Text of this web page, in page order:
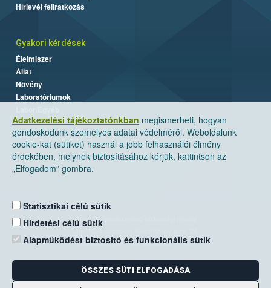
Adatkezelési tájékoztatónkban megismerheti, hogyan
gondoskodunk személyes adatai védelméről. Weboldalunk
cookie-kat (sütiket) használ a jobb felhasználói élmény
érdekében, melynek biztosításához kérjük, kattintson az
„Elfogadom” gombra.
Statisztikai célú sütik
Hirdetési célú sütik
Alapműködést biztosító és funkcionális sütik
ÖSSZES SÜTI ELFOGADÁSA
Hírlevél feliratkozás
Gyakori kérdések
Élelmiszer
Állat
Növény
Laboratóriumok
Nemzeti Élelmiszerlánc-biztonsági Hivatal
Levelezési cím: 1525 Budapest. Pf. 30.
E-mail:ugyfelszolgalat@nebih.gov.hu